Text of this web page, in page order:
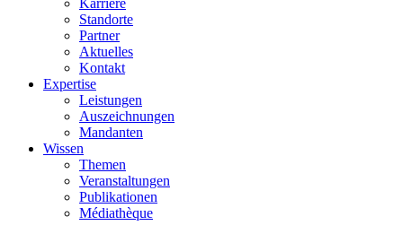
Standorte
Partner
Aktuelles
Kontakt
Expertise
Leistungen
Auszeichnungen
Mandanten
Wissen
Themen
Veranstaltungen
Publikationen
Médiathèque